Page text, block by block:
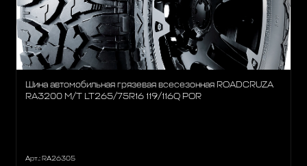
Шина автомобильная грязевая всесезонная ROADCRUZA
RA3200 M/T LT265/75R16 119/116Q POR
Арт.: RA26305